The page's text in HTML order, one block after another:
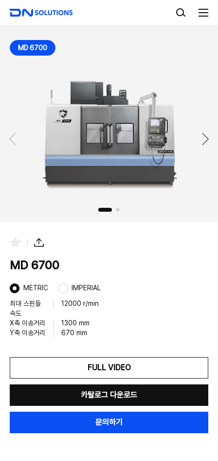
D
N
l
u
전
MD 6700
찾
기
공
하
기
MD 6700
METRIC
IMPERIAL
최대 스핀들
속도
12000 r/min
X축 이송거리
1300 mm
Y축 이송거리
670 mm
FULL VIDEO
카탈로그 다운로드
문의하기